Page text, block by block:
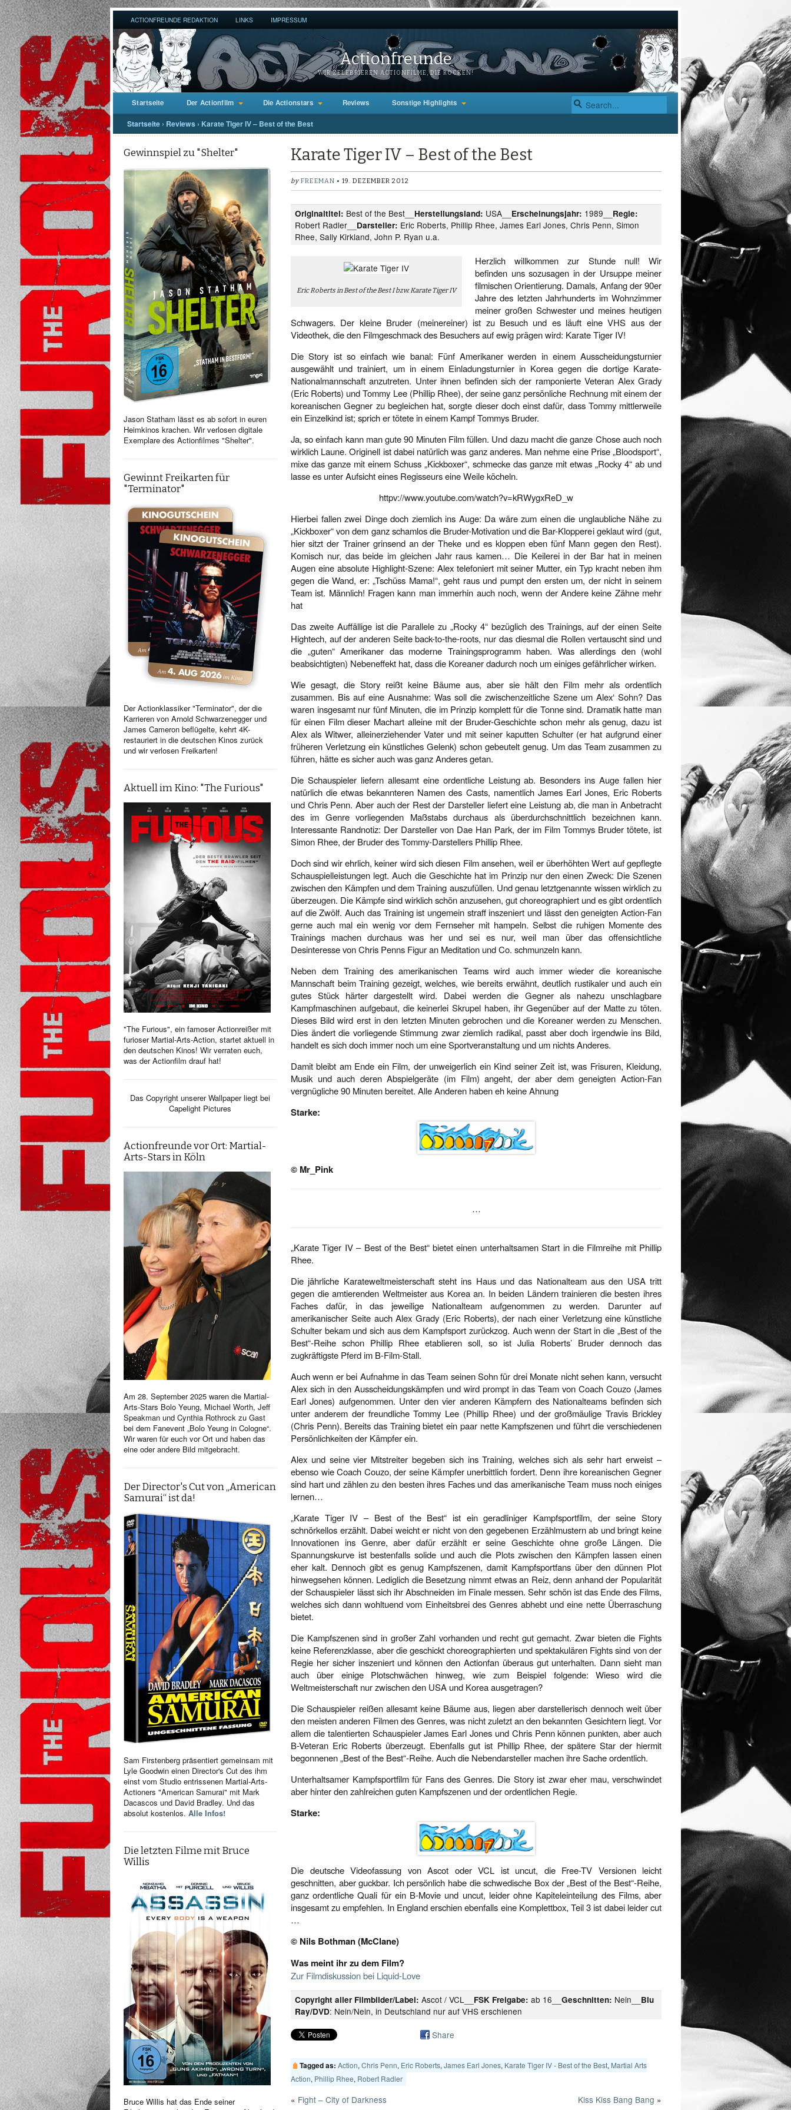
ACTIONFREUNDE REDAKTION LINKS IMPRESSUM
Actionfreunde
WIR ZELEBRIEREN ACTIONFILME, DIE ROCKEN!
Startseite Der Actionfilm Die Actionstars Reviews Sonstige Highlights
Startseite › Reviews › Karate Tiger IV – Best of the Best
Gewinnspiel zu "Shelter"
Jason Statham lässt es ab sofort in euren
Heimkinos krachen. Wir verlosen digitale
Exemplare des Actionfilmes "Shelter".
Gewinnt Freikarten für
"Terminator"
Der Actionklassiker "Terminator", der die
Karrieren von Arnold Schwarzenegger und
James Cameron beflügelte, kehrt 4K-
restauriert in die deutschen Kinos zurück
und wir verlosen Freikarten!
Aktuell im Kino: "The Furious"
"The Furious", ein famoser Actionreißer mit
furioser Martial-Arts-Action, startet aktuell in
den deutschen Kinos! Wir verraten euch,
was der Actionfilm drauf hat!
Das Copyright unserer Wallpaper liegt bei
Capelight Pictures
Actionfreunde vor Ort: Martial-
Arts-Stars in Köln
Am 28. September 2025 waren die Martial-
Arts-Stars Bolo Yeung, Michael Worth, Jeff
Speakman und Cynthia Rothrock zu Gast
bei dem Fanevent „Bolo Yeung in Cologne“.
Wir waren für euch vor Ort und haben das
eine oder andere Bild mitgebracht.
Der Director's Cut von „American
Samurai“ ist da!
Sam Firstenberg präsentiert gemeinsam mit
Lyle Goodwin einen Director's Cut des ihm
einst vom Studio entrissenen Martial-Arts-
Actioners "American Samurai" mit Mark
Dacascos und David Bradley. Und das
absolut kostenlos. Alle Infos!
Die letzten Filme mit Bruce
Willis
Bruce Willis hat das Ende seiner
Karate Tiger IV – Best of the Best
by FREEMAN • 19. DEZEMBER 2012
Originaltitel: Best of the Best__ Herstellungsland: USA__ Erscheinungsjahr: 1989__ Regie:
Robert Radler__ Darsteller: Eric Roberts, Phillip Rhee, James Earl Jones, Chris Penn, Simon
Rhee, Sally Kirkland, John P. Ryan u.a.
Eric Roberts in Best of the Best I bzw. Karate Tiger IV
Herzlich willkommen zur Stunde null! Wir
befinden uns sozusagen in der Ursuppe meiner
filmischen Orientierung. Damals, Anfang der 90er
Jahre des letzten Jahrhunderts im Wohnzimmer
meiner großen Schwester und meines heutigen
Schwagers. Der kleine Bruder (meinereiner) ist zu Besuch und es läuft eine VHS aus der
Videothek, die den Filmgeschmack des Besuchers auf ewig prägen wird: Karate Tiger IV!
Die Story ist so einfach wie banal: Fünf Amerikaner werden in einem Ausscheidungsturnier
ausgewählt und trainiert, um in einem Einladungsturnier in Korea gegen die dortige Karate-
Nationalmannschaft anzutreten. Unter ihnen befinden sich der ramponierte Veteran Alex Grady
(Eric Roberts) und Tommy Lee (Phillip Rhee), der seine ganz persönliche Rechnung mit einem der
koreanischen Gegner zu begleichen hat, sorgte dieser doch einst dafür, dass Tommy mittlerweile
ein Einzelkind ist; sprich er tötete in einem Kampf Tommys Bruder.
Ja, so einfach kann man gute 90 Minuten Film füllen. Und dazu macht die ganze Chose auch noch
wirklich Laune. Originell ist dabei natürlich was ganz anderes. Man nehme eine Prise „Bloodsport“,
mixe das ganze mit einem Schuss „Kickboxer“, schmecke das ganze mit etwas „Rocky 4“ ab und
lasse es unter Aufsicht eines Regisseurs eine Weile köcheln.
httpv://www.youtube.com/watch?v=kRWygxReD_w
Hierbei fallen zwei Dinge doch ziemlich ins Auge: Da wäre zum einen die unglaubliche Nähe zu
„Kickboxer“ von dem ganz schamlos die Bruder-Motivation und die Bar-Klopperei geklaut wird (gut,
hier sitzt der Trainer grinsend an der Theke und es kloppen eben fünf Mann gegen den Rest).
Komisch nur, das beide im gleichen Jahr raus kamen… Die Keilerei in der Bar hat in meinen
Augen eine absolute Highlight-Szene: Alex telefoniert mit seiner Mutter, ein Typ kracht neben ihm
gegen die Wand, er: „Tschüss Mama!“, geht raus und pumpt den ersten um, der nicht in seinem
Team ist. Männlich! Fragen kann man immerhin auch noch, wenn der Andere keine Zähne mehr
hat
Das zweite Auffällige ist die Parallele zu „Rocky 4“ bezüglich des Trainings, auf der einen Seite
Hightech, auf der anderen Seite back-to-the-roots, nur das diesmal die Rollen vertauscht sind und
die „guten“ Amerikaner das moderne Trainingsprogramm haben. Was allerdings den (wohl
beabsichtigten) Nebeneffekt hat, dass die Koreaner dadurch noch um einiges gefährlicher wirken.
Wie gesagt, die Story reißt keine Bäume aus, aber sie hält den Film mehr als ordentlich
zusammen. Bis auf eine Ausnahme: Was soll die zwischenzeitliche Szene um Alex‘ Sohn? Das
waren insgesamt nur fünf Minuten, die im Prinzip komplett für die Tonne sind. Dramatik hatte man
für einen Film dieser Machart alleine mit der Bruder-Geschichte schon mehr als genug, dazu ist
Alex als Witwer, alleinerziehender Vater und mit seiner kaputten Schulter (er hat aufgrund einer
früheren Verletzung ein künstliches Gelenk) schon gebeutelt genug. Um das Team zusammen zu
führen, hätte es sicher auch was ganz Anderes getan.
Die Schauspieler liefern allesamt eine ordentliche Leistung ab. Besonders ins Auge fallen hier
natürlich die etwas bekannteren Namen des Casts, namentlich James Earl Jones, Eric Roberts
und Chris Penn. Aber auch der Rest der Darsteller liefert eine Leistung ab, die man in Anbetracht
des im Genre vorliegenden Maßstabs durchaus als überdurchschnittlich bezeichnen kann.
Interessante Randnotiz: Der Darsteller von Dae Han Park, der im Film Tommys Bruder tötete, ist
Simon Rhee, der Bruder des Tommy-Darstellers Phillip Rhee.
Doch sind wir ehrlich, keiner wird sich diesen Film ansehen, weil er überhöhten Wert auf gepflegte
Schauspielleistungen legt. Auch die Geschichte hat im Prinzip nur den einen Zweck: Die Szenen
zwischen den Kämpfen und dem Training auszufüllen. Und genau letztgenannte wissen wirklich zu
überzeugen. Die Kämpfe sind wirklich schön anzusehen, gut choreographiert und es gibt ordentlich
auf die Zwölf. Auch das Training ist ungemein straff inszeniert und lässt den geneigten Action-Fan
gerne auch mal ein wenig vor dem Fernseher mit hampeln. Selbst die ruhigen Momente des
Trainings machen durchaus was her und sei es nur, weil man über das offensichtliche
Desinteresse von Chris Penns Figur an Meditation und Co. schmunzeln kann.
Neben dem Training des amerikanischen Teams wird auch immer wieder die koreanische
Mannschaft beim Training gezeigt, welches, wie bereits erwähnt, deutlich rustikaler und auch ein
gutes Stück härter dargestellt wird. Dabei werden die Gegner als nahezu unschlagbare
Kampfmaschinen aufgebaut, die keinerlei Skrupel haben, ihr Gegenüber auf der Matte zu töten.
Dieses Bild wird erst in den letzten Minuten gebrochen und die Koreaner werden zu Menschen.
Dies ändert die vorliegende Stimmung zwar ziemlich radikal, passt aber doch irgendwie ins Bild,
handelt es sich doch immer noch um eine Sportveranstaltung und um nichts Anderes.
Damit bleibt am Ende ein Film, der unweigerlich ein Kind seiner Zeit ist, was Frisuren, Kleidung,
Musik und auch deren Abspielgeräte (im Film) angeht, der aber dem geneigten Action-Fan
vergnügliche 90 Minuten bereitet. Alle Anderen haben eh keine Ahnung
Starke:
© Mr_Pink
…
„Karate Tiger IV – Best of the Best“ bietet einen unterhaltsamen Start in die Filmreihe mit Phillip
Rhee.
Die jährliche Karateweltmeisterschaft steht ins Haus und das Nationalteam aus den USA tritt
gegen die amtierenden Weltmeister aus Korea an. In beiden Ländern trainieren die besten ihres
Faches dafür, in das jeweilige Nationalteam aufgenommen zu werden. Darunter auf
amerikanischer Seite auch Alex Grady (Eric Roberts), der nach einer Verletzung eine künstliche
Schulter bekam und sich aus dem Kampfsport zurückzog. Auch wenn der Start in die „Best of the
Best“-Reihe schon Phillip Rhee etablieren soll, so ist Julia Roberts’ Bruder dennoch das
zugkräftigste Pferd im B-Film-Stall.
Auch wenn er bei Aufnahme in das Team seinen Sohn für drei Monate nicht sehen kann, versucht
Alex sich in den Ausscheidungskämpfen und wird prompt in das Team von Coach Couzo (James
Earl Jones) aufgenommen. Unter den vier anderen Kämpfern des Nationalteams befinden sich
unter anderem der freundliche Tommy Lee (Phillip Rhee) und der großmäulige Travis Brickley
(Chris Penn). Bereits das Training bietet ein paar nette Kampfszenen und führt die verschiedenen
Persönlichkeiten der Kämpfer ein.
Alex und seine vier Mitstreiter begeben sich ins Training, welches sich als sehr hart erweist –
ebenso wie Coach Couzo, der seine Kämpfer unerbittlich fordert. Denn ihre koreanischen Gegner
sind hart und zählen zu den besten ihres Faches und das amerikanische Team muss noch einiges
lernen…
„Karate Tiger IV – Best of the Best“ ist ein geradliniger Kampfsportfilm, der seine Story
schnörkellos erzählt. Dabei weicht er nicht von den gegebenen Erzählmustern ab und bringt keine
Innovationen ins Genre, aber dafür erzählt er seine Geschichte ohne große Längen. Die
Spannungskurve ist bestenfalls solide und auch die Plots zwischen den Kämpfen lassen einen
eher kalt. Dennoch gibt es genug Kampfszenen, damit Kampfsportfans über den dünnen Plot
hinwegsehen können. Lediglich die Besetzung nimmt etwas an Reiz, denn anhand der Popularität
der Schauspieler lässt sich ihr Abschneiden im Finale messen. Sehr schön ist das Ende des Films,
welches sich dann wohltuend vom Einheitsbrei des Genres abhebt und eine nette Überraschung
bietet.
Die Kampfszenen sind in großer Zahl vorhanden und recht gut gemacht. Zwar bieten die Fights
keine Referenzklasse, aber die geschickt choreographierten und spektakulären Fights sind von der
Regie her sicher inszeniert und können den Actionfan überaus gut unterhalten. Dann sieht man
auch über einige Plotschwächen hinweg, wie zum Beispiel folgende: Wieso wird die
Weltmeisterschaft nur zwischen den USA und Korea ausgetragen?
Die Schauspieler reißen allesamt keine Bäume aus, liegen aber darstellerisch dennoch weit über
den meisten anderen Filmen des Genres, was nicht zuletzt an den bekannten Gesichtern liegt. Vor
allem die talentierten Schauspieler James Earl Jones und Chris Penn können punkten, aber auch
B-Veteran Eric Roberts überzeugt. Ebenfalls gut ist Phillip Rhee, der spätere Star der hiermit
begonnenen „Best of the Best“-Reihe. Auch die Nebendarsteller machen ihre Sache ordentlich.
Unterhaltsamer Kampfsportfilm für Fans des Genres. Die Story ist zwar eher mau, verschwindet
aber hinter den zahlreichen guten Kampfszenen und der ordentlichen Regie.
Starke:
Die deutsche Videofassung von Ascot oder VCL ist uncut, die Free-TV Versionen leicht
geschnitten, aber guckbar. Ich persönlich habe die schwedische Box der „Best of the Best“-Reihe,
ganz ordentliche Quali für ein B-Movie und uncut, leider ohne Kapiteleinteilung des Films, aber
insgesamt zu empfehlen. In England erschien ebenfalls eine Komplettbox, Teil 3 ist dabei leider cut
…
© Nils Bothman (McClane)
Was meint ihr zu dem Film?
Zur Filmdiskussion bei Liquid-Love
Copyright aller Filmbilder/Label: Ascot / VCL__ FSK Freigabe: ab 16__ Geschnitten: Nein__ Blu
Ray/DVD: Nein/Nein, in Deutschland nur auf VHS erschienen
Share
Tagged as: Action, Chris Penn, Eric Roberts, James Earl Jones, Karate Tiger IV - Best of the Best, Martial Arts
Action, Phillip Rhee, Robert Radler
« Fight – City of Darkness Kiss Kiss Bang Bang »